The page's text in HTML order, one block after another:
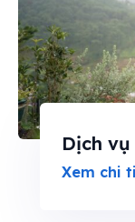
Dịch
Xem chi